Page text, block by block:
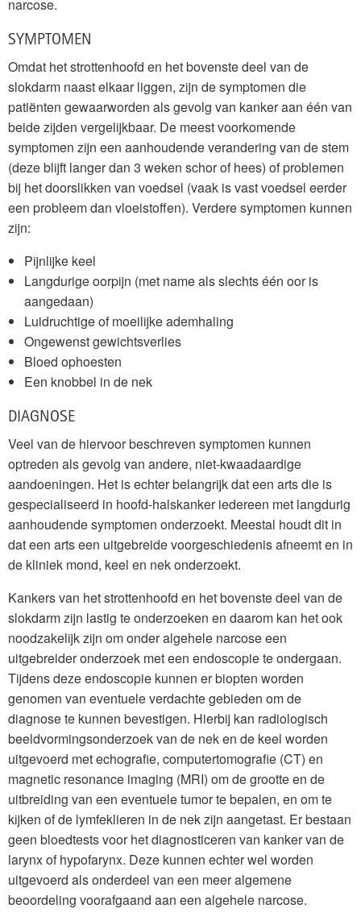
narcose.
SYMPTOMEN
Omdat het strottenhoofd en het bovenste deel van de
slokdarm naast elkaar liggen, zijn de symptomen die
patiënten gewaarworden als gevolg van kanker aan één van
beide zijden vergelijkbaar. De meest voorkomende
symptomen zijn een aanhoudende verandering van de stem
(deze blijft langer dan 3 weken schor of hees) of problemen
bij het doorslikken van voedsel (vaak is vast voedsel eerder
een probleem dan vloeistoffen). Verdere symptomen kunnen
zijn:
Pijnlijke keel
Langdurige oorpijn (met name als slechts één oor is
aangedaan)
Luidruchtige of moeilijke ademhaling
Ongewenst gewichtsverlies
Bloed ophoesten
Een knobbel in de nek
DIAGNOSE
Veel van de hiervoor beschreven symptomen kunnen
optreden als gevolg van andere, niet-kwaadaardige
aandoeningen. Het is echter belangrijk dat een arts die is
gespecialiseerd in hoofd-halskanker iedereen met langdurig
aanhoudende symptomen onderzoekt. Meestal houdt dit in
dat een arts een uitgebreide voorgeschiedenis afneemt en in
de kliniek mond, keel en nek onderzoekt.
Kankers van het strottenhoofd en het bovenste deel van de
slokdarm zijn lastig te onderzoeken en daarom kan het ook
noodzakelijk zijn om onder algehele narcose een
uitgebreider onderzoek met een endoscopie te ondergaan.
Tijdens deze endoscopie kunnen er biopten worden
genomen van eventuele verdachte gebieden om de
diagnose te kunnen bevestigen. Hierbij kan radiologisch
beeldvormingsonderzoek van de nek en de keel worden
uitgevoerd met echografie, computertomografie (CT) en
magnetic resonance imaging (MRI) om de grootte en de
uitbreiding van een eventuele tumor te bepalen, en om te
kijken of de lymfeklieren in de nek zijn aangetast. Er bestaan
geen bloedtests voor het diagnosticeren van kanker van de
larynx of hypofarynx. Deze kunnen echter wel worden
uitgevoerd als onderdeel van een meer algemene
beoordeling voorafgaand aan een algehele narcose.